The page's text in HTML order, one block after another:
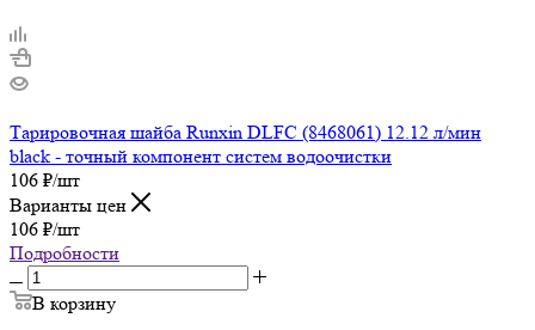
Тарировочная шайба Runxin DLFC (8468061) 12.12 л/мин
black - точный компонент систем водоочистки
106 ₽/шт
Варианты цен
106 ₽/шт
Подробности
В корзину